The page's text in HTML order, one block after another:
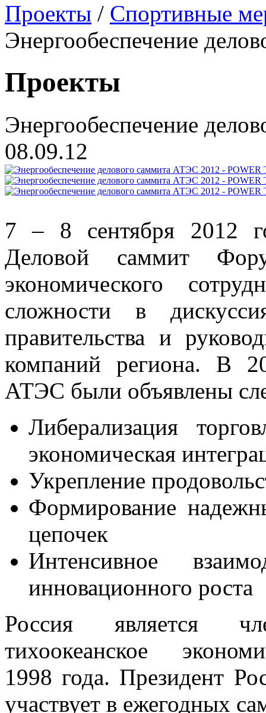
Проекты / Спортивные
Энергообеспечение
Проекты
Энергообеспечение
08.09.12
7 – 8 сентября 2012
Деловой саммит
экономического
сложности в
правительства и
компаний региона. В
АТЭС были объявлены
Либерализация
экономическая
Укрепление
Формирование
цепочек
Интенсивное
инновационного роста
Россия является
тихоокеанское
1998 года. Президент
участвует в ежегодных